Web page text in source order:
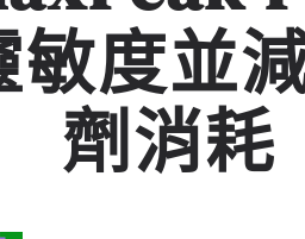
敏度並
劑消耗